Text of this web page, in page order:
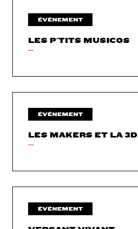
ÉVÉNEMENT
LES P'TITS MUSICOS
ÉVÉNEMENT
LES MAKERS ET LA 3D
ÉVÉNEMENT